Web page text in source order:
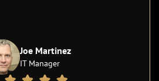
Joe Martinez
IT Manager